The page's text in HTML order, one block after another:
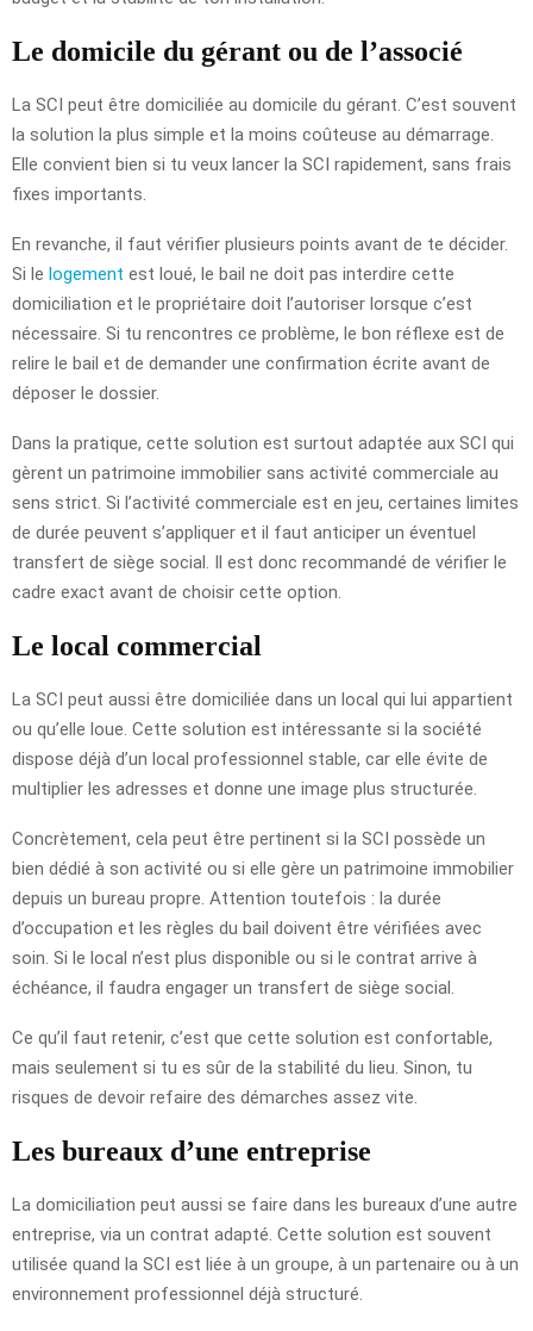
Le domicile du gérant ou de l’associé
La SCI peut être domiciliée au domicile du gérant. C’est souvent
la solution la plus simple et la moins coûteuse au démarrage.
Elle convient bien si tu veux lancer la SCI rapidement, sans frais
fixes importants.
En revanche, il faut vérifier plusieurs points avant de te décider.
Si le logement est loué, le bail ne doit pas interdire cette
domiciliation et le propriétaire doit l’autoriser lorsque c’est
nécessaire. Si tu rencontres ce problème, le bon réflexe est de
relire le bail et de demander une confirmation écrite avant de
déposer le dossier.
Dans la pratique, cette solution est surtout adaptée aux SCI qui
gèrent un patrimoine immobilier sans activité commerciale au
sens strict. Si l’activité commerciale est en jeu, certaines limites
de durée peuvent s’appliquer et il faut anticiper un éventuel
transfert de siège social. Il est donc recommandé de vérifier le
cadre exact avant de choisir cette option.
Le local commercial
La SCI peut aussi être domiciliée dans un local qui lui appartient
ou qu’elle loue. Cette solution est intéressante si la société
dispose déjà d’un local professionnel stable, car elle évite de
multiplier les adresses et donne une image plus structurée.
Concrètement, cela peut être pertinent si la SCI possède un
bien dédié à son activité ou si elle gère un patrimoine immobilier
depuis un bureau propre. Attention toutefois : la durée
d’occupation et les règles du bail doivent être vérifiées avec
soin. Si le local n’est plus disponible ou si le contrat arrive à
échéance, il faudra engager un transfert de siège social.
Ce qu’il faut retenir, c’est que cette solution est confortable,
mais seulement si tu es sûr de la stabilité du lieu. Sinon, tu
risques de devoir refaire des démarches assez vite.
Les bureaux d’une entreprise
La domiciliation peut aussi se faire dans les bureaux d’une autre
entreprise, via un contrat adapté. Cette solution est souvent
utilisée quand la SCI est liée à un groupe, à un partenaire ou à un
environnement professionnel déjà structuré.